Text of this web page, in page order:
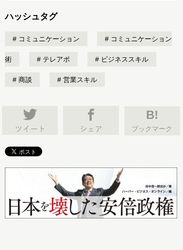
ハッシュタグ
コミュニケーション コミュニケーション
術 テレアポ ビジネススキル
商談 営業スキル
B!
ブックマーク